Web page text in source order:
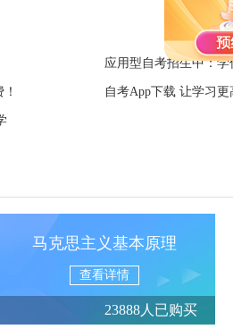
应用型自考招生中：
自考App下载 让学习更
马克思主义基本原理
查看详情
23888人已购买